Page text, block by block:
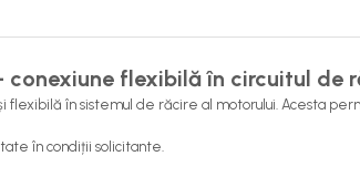
conexiune flexibilă în circuitul de
în sistemul de răcire al motorului. Acesta
în condiții solicitante.